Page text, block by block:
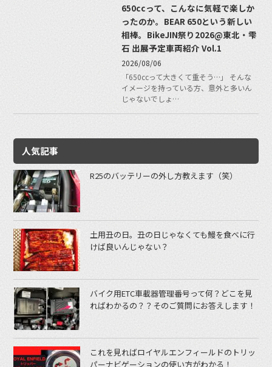
650ccって、こんなに気軽で楽しか
ったのか。BEAR 650という新しい
相棒。BikeJIN祭り2026@東北・雫
石 出展予定車両紹介 Vol.1
2026/08/06
「650ccって大きくて重そう…」 そんな
イメージを持っている方、意外と多いん
じゃないでしょ…
人気記事
R25のバッテリーの外し方教えます（笑）
土用丑の日。丑の日じゃなくても鰻を食べに行
けば良いんじゃない？
バイク用ETC車載器管理番号って何？どこを見
ればわかるの？？そのご質問にお答えします！
これを見ればロイヤルエンフィールドのトリッ
パーナビゲーションの使い方がわかる！